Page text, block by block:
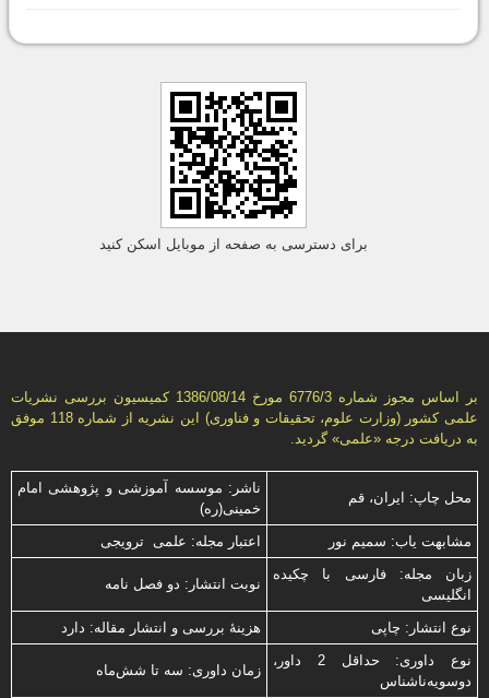
برای دسترسی به صفحه از موبایل اسکن کنید
بر اساس مجوز شماره 6776/3 مورخ 1386/08/14 كمیسیون بررسى نشریات
علمى كشور (وزارت علوم، تحقیقات و فناورى) این نشریه از شماره 118 موفق
به دریافت درجه «علمى» گردید.
محل چاپ: ایران، قم
ناشر: موسسه آموزشی و پژوهشی امام
خمینی(ره)
مشابهت ياب: سميم نور
اعتبار مجله: علمی ترویجی
زبان مجله: فارسی با چكیده
انگلیسی
نوبت انتشار: دو فصل نامه
نوع انتشار: چاپی
هزینۀ بررسی و انتشار مقاله: دارد
نوع داوری: حداقل 2 داور،
دوسویه‌ناشناس
زمان داوری: سه تا شش‌ماه